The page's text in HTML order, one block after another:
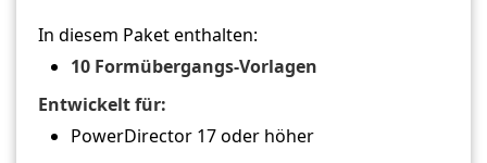
In diesem Paket enthalten:
10 Formübergangs-Vorlagen
Entwickelt für:
PowerDirector 17 oder höher